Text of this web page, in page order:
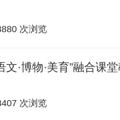
次浏览
文·博物·美育”融合课
次浏览